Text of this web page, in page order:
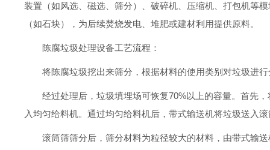
装置（如风选、磁选、筛分）、破碎机、压缩机、打包机等
（如石块），为后续焚烧发电、堆肥或建材利用提供原料。
陈腐垃圾处理设备工艺流程：
将陈腐垃圾挖出来筛分，根据材料的使用类别对垃圾进
经过处理后，垃圾填埋场可恢复70%以上的容量。首先
入均匀给料机。通过均匀给料机后，带式输送机将垃圾送入
滚筒筛筛分后，筛分材料为粒径较大的材料，由带式输